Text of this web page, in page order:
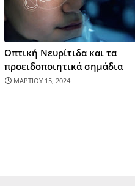
Οπτική Νευρίτιδα και τα
προειδοποιητικά σημάδια
ΜΑΡΤΙΟΥ 15, 2024